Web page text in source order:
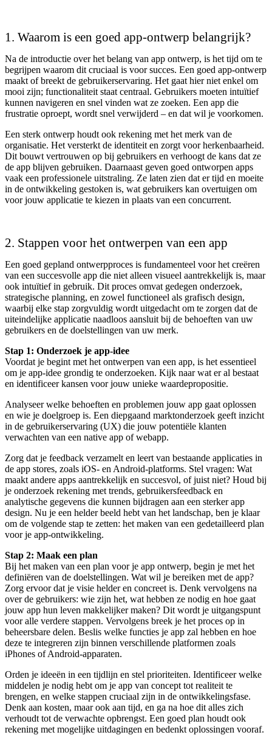
1. Waarom is een goed app-ontwerp belangrijk?
Na de introductie over het belang van app ontwerp, is het tijd om te
begrijpen waarom dit cruciaal is voor succes. Een goed app-ontwerp
maakt of breekt de gebruikerservaring. Het gaat hier niet enkel om
mooi zijn; functionaliteit staat centraal. Gebruikers moeten intuïtief
kunnen navigeren en snel vinden wat ze zoeken. Een app die
frustratie oproept, wordt snel verwijderd – en dat wil je voorkomen.
Een sterk ontwerp houdt ook rekening met het merk van de
organisatie. Het versterkt de identiteit en zorgt voor herkenbaarheid.
Dit bouwt vertrouwen op bij gebruikers en verhoogt de kans dat ze
de app blijven gebruiken. Daarnaast geven goed ontworpen apps
vaak een professionele uitstraling. Ze laten zien dat er tijd en moeite
in de ontwikkeling gestoken is, wat gebruikers kan overtuigen om
voor jouw applicatie te kiezen in plaats van een concurrent.
2. Stappen voor het ontwerpen van een app
Een goed gepland ontwerpproces is fundamenteel voor het creëren
van een succesvolle app die niet alleen visueel aantrekkelijk is, maar
ook intuïtief in gebruik. Dit proces omvat gedegen onderzoek,
strategische planning, en zowel functioneel als grafisch design,
waarbij elke stap zorgvuldig wordt uitgedacht om te zorgen dat de
uiteindelijke applicatie naadloos aansluit bij de behoeften van uw
gebruikers en de doelstellingen van uw merk.
Stap 1: Onderzoek je app-idee
Voordat je begint met het ontwerpen van een app, is het essentieel
om je app-idee grondig te onderzoeken. Kijk naar wat er al bestaat
en identificeer kansen voor jouw unieke waardepropositie.
Analyseer welke behoeften en problemen jouw app gaat oplossen
en wie je doelgroep is. Een diepgaand marktonderzoek geeft inzicht
in de gebruikerservaring (UX) die jouw potentiële klanten
verwachten van een native app of webapp.
Zorg dat je feedback verzamelt en leert van bestaande applicaties in
de app stores, zoals iOS- en Android-platforms. Stel vragen: Wat
maakt andere apps aantrekkelijk en succesvol, of juist niet? Houd bij
je onderzoek rekening met trends, gebruikersfeedback en
analytische gegevens die kunnen bijdragen aan een sterker app
design. Nu je een helder beeld hebt van het landschap, ben je klaar
om de volgende stap te zetten: het maken van een gedetailleerd plan
voor je app-ontwikkeling.
Stap 2: Maak een plan
Bij het maken van een plan voor je app ontwerp, begin je met het
definiëren van de doelstellingen. Wat wil je bereiken met de app?
Zorg ervoor dat je visie helder en concreet is. Denk vervolgens na
over de gebruikers: wie zijn het, wat hebben ze nodig en hoe gaat
jouw app hun leven makkelijker maken? Dit wordt je uitgangspunt
voor alle verdere stappen. Vervolgens breek je het proces op in
beheersbare delen. Beslis welke functies je app zal hebben en hoe
deze te integreren zijn binnen verschillende platformen zoals
iPhones of Android-apparaten.
Orden je ideeën in een tijdlijn en stel prioriteiten. Identificeer welke
middelen je nodig hebt om je app van concept tot realiteit te
brengen, en welke stappen cruciaal zijn in de ontwikkelingsfase.
Denk aan kosten, maar ook aan tijd, en ga na hoe dit alles zich
verhoudt tot de verwachte opbrengst. Een goed plan houdt ook
rekening met mogelijke uitdagingen en bedenkt oplossingen vooraf.